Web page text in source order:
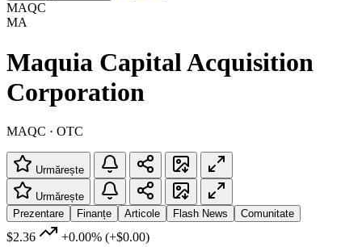
MAQC
MA
Maquia Capital Acquisition
Corporation
MAQC · OTC
Urmărește
Urmărește
Prezentare
Finanțe Articole Flash News Comunitate
$2.36 +0.00% (+$0.00)